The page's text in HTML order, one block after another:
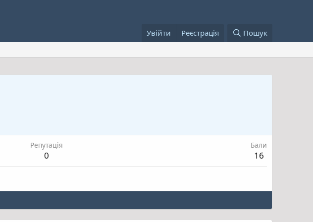
Увійти Реєстрація Пошук
Репутація
0
Бали
16